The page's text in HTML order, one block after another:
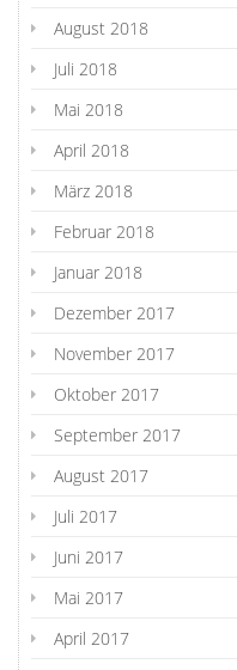
August 2018
Juli 2018
Mai 2018
April 2018
März 2018
Februar 2018
Januar 2018
Dezember 2017
November 2017
Oktober 2017
September 2017
August 2017
Juli 2017
Juni 2017
Mai 2017
April 2017